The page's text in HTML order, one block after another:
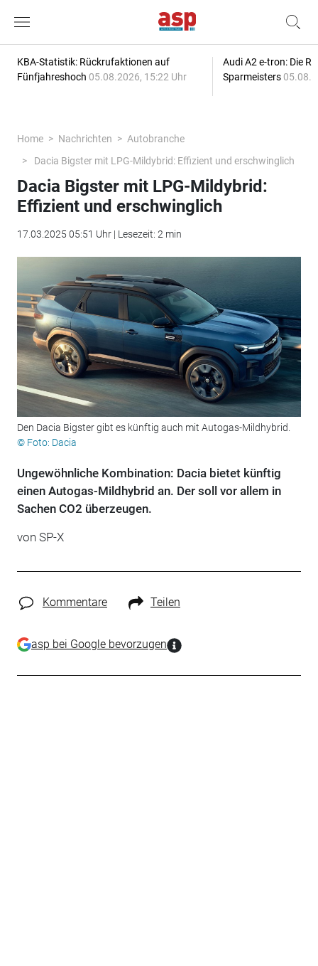
KBA-Statistik: Rückrufaktionen auf
Fünfjahreshoch 05.08.2026, 15:22 Uhr
Audi A2 e-tron: Die
Sparmeisters
Home Nachrichten
Autobranche
Dacia Bigster mit LPG-Mildybrid: Effizient und erschwinglich
Dacia Bigster mit LPG-Mildybrid:
Effizient und erschwinglich
17.03.2025 05:51 Uhr | Lesezeit: 2 min
Den Dacia Bigster gibt es künftig auch mit Autogas-Mildhybrid.
© Foto: Dacia
Ungewöhnliche Kombination: Dacia bietet künftig
einen Autogas-Mildhybrid an. Der soll vor allem in
Sachen CO2 überzeugen.
von SP-X
Kommentare Teilen
asp bei Google bevorzugen